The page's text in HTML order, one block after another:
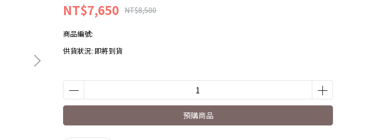
NT$7,650 NT$8,500
商品編號:
供貨狀況: 即將到貨
預購商品